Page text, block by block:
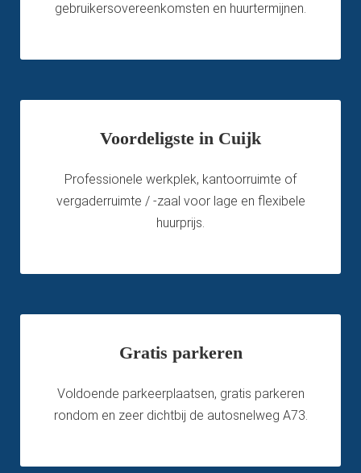
gebruikersovereenkomsten en huurtermijnen.
Voordeligste in Cuijk
Professionele werkplek, kantoorruimte of
vergaderruimte / -zaal voor lage en flexibele
huurprijs.
Gratis parkeren
Voldoende parkeerplaatsen, gratis parkeren
rondom en zeer dichtbij de autosnelweg A73.